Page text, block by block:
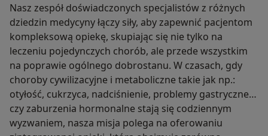
Nasz zespół doświadczonych specjalistów z różnych
dziedzin medycyny łączy siły, aby zapewnić pacjentom
kompleksową opiekę, skupiając się nie tylko na
leczeniu pojedynczych chorób, ale przede wszystkim
na poprawie ogólnego dobrostanu. W czasach, gdy
choroby cywilizacyjne i metaboliczne takie jak np.:
otyłość, cukrzyca, nadciśnienie, problemy gastryczne
czy zaburzenia hormonalne stają się codziennym
wyzwaniem, nasza misja polega na oferowaniu